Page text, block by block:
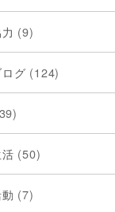
(9)
グ (124)
(50)
(7)